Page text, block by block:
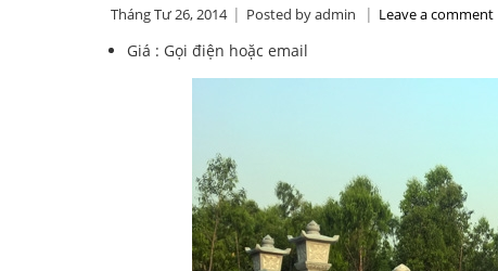
Tháng Tư 26, 2014 Posted by admin Leave a comment
Giá : Gọi điện hoặc email